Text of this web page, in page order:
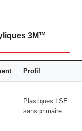
3M™
Profil
Plastiques LSE
sans primaire